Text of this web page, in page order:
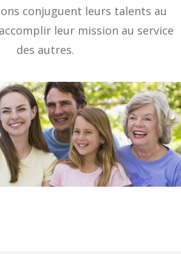
conjuguent leurs talents au
leur mission au service
des autres.